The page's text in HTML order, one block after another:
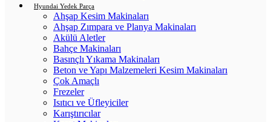
Hyundai Yedek Parça
Ahşap Kesim Makinaları
Ahşap Zımpara ve Planya Makinaları
Akülü Aletler
Bahçe Makinaları
Basınçlı Yıkama Makinaları
Beton ve Yapı Malzemeleri Kesim Makinaları
Çok Amaçlı
Frezeler
Isıtıcı ve Üfleyiciler
Karıştırıcılar